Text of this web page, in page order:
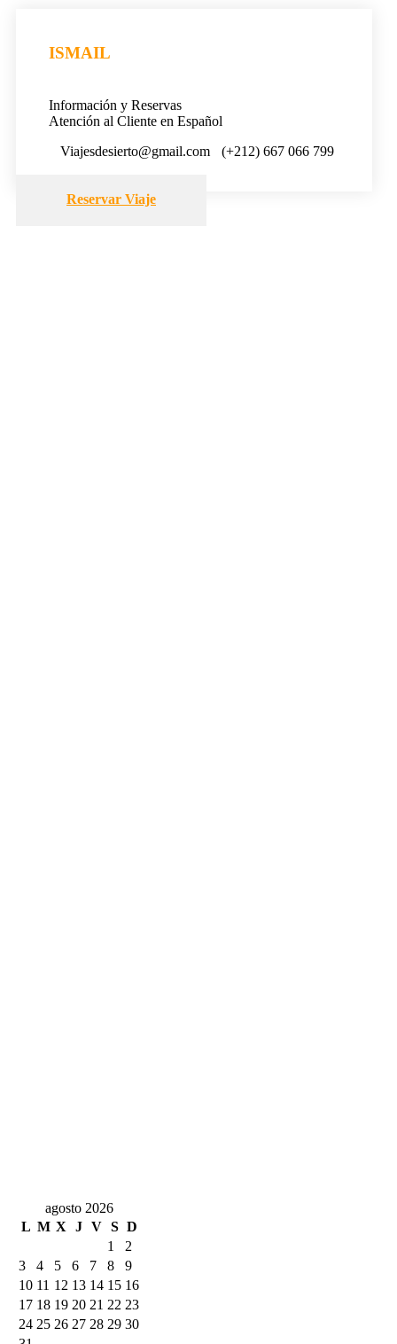
ISMAIL
Información y Reservas
Atención al Cliente en Español
Viajesdesierto@gmail.com
(+212) 667 066 799
Reservar Viaje
agosto 2026
L M X J V S D
1
2
3
4 5 6 7 8
9
10 11 12 13 14 15 16
17 18 19 20 21 22 23
24 25 26 27 28 29 30